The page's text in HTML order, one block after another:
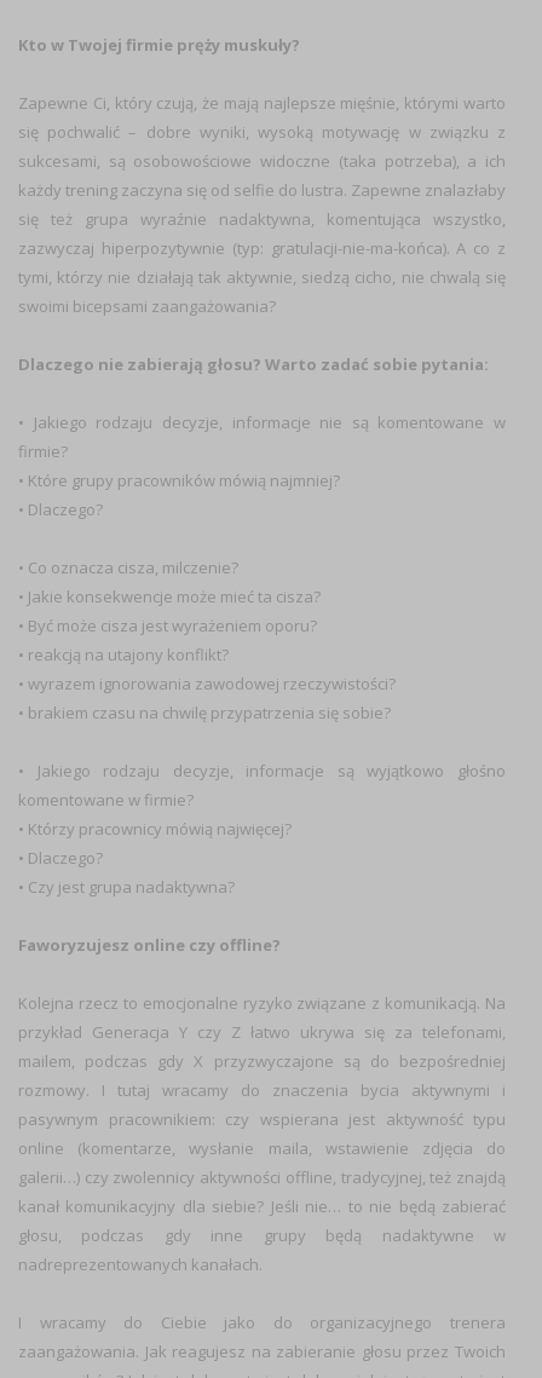
Kto w Twojej firmie pręży muskuły?
Zapewne Ci, który czują, że mają najlepsze mięśnie, którymi warto
się pochwalić – dobre wyniki, wysoką motywację w związku z
sukcesami, są osobowościowe widoczne (taka potrzeba), a ich
każdy trening zaczyna się od selfie do lustra. Zapewne znalazłaby
się też grupa wyraźnie nadaktywna, komentująca wszystko,
zazwyczaj hiperpozytywnie (typ: gratulacji-nie-ma-końca). A co z
tymi, którzy nie działają tak aktywnie, siedzą cicho, nie chwalą się
swoimi bicepsami zaangażowania?
Dlaczego nie zabierają głosu? Warto zadać sobie pytania:
• Jakiego rodzaju decyzje, informacje nie są komentowane w
firmie?
• Które grupy pracowników mówią najmniej?
• Dlaczego?
• Co oznacza cisza, milczenie?
• Jakie konsekwencje może mieć ta cisza?
• Być może cisza jest wyrażeniem oporu?
• reakcją na utajony konflikt?
• wyrazem ignorowania zawodowej rzeczywistości?
• brakiem czasu na chwilę przypatrzenia się sobie?
• Jakiego rodzaju decyzje, informacje są wyjątkowo głośno
komentowane w firmie?
• Którzy pracownicy mówią najwięcej?
• Dlaczego?
• Czy jest grupa nadaktywna?
Faworyzujesz online czy offline?
Kolejna rzecz to emocjonalne ryzyko związane z komunikacją. Na
przykład Generacja Y czy Z łatwo ukrywa się za telefonami,
mailem, podczas gdy X przyzwyczajone są do bezpośredniej
rozmowy. I tutaj wracamy do znaczenia bycia aktywnymi i
pasywnym pracownikiem: czy wspierana jest aktywność typu
online (komentarze, wysłanie maila, wstawienie zdjęcia do
galerii…) czy zwolennicy aktywności offline, tradycyjnej, też znajdą
kanał komunikacyjny dla siebie? Jeśli nie… to nie będą zabierać
głosu, podczas gdy inne grupy będą nadaktywne w
nadreprezentowanych kanałach.
I wracamy do Ciebie jako do organizacyjnego trenera
zaangażowania. Jak reagujesz na zabieranie głosu przez Twoich